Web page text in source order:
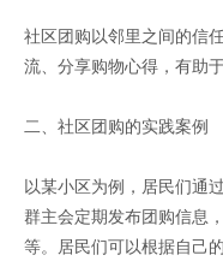
社区团购以邻里之间的信
流、分享购物心得，有助
二、社区团购的实践案例
以某小区为例，居民们通
群主会定期发布团购信息
等。居民们可以根据自己